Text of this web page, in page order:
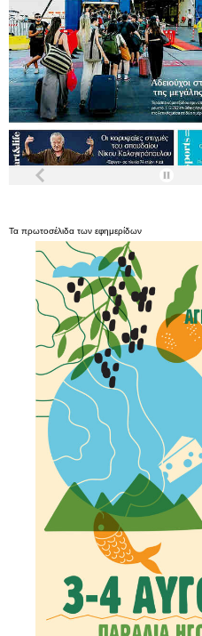
Τα πρωτοσέλιδα των εφημερίδων